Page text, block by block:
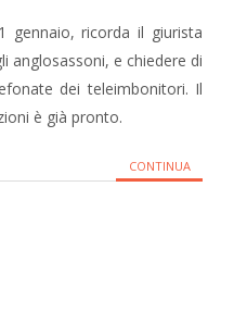
gennaio, ricorda il giurista
anglosassoni, e chiedere di
dei teleimbonitori. Il
è già pronto.
CONTINUA